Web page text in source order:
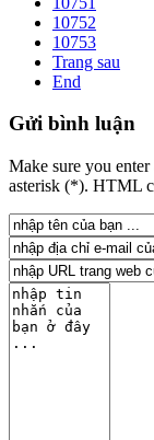
10752
10753
Trang sau
End
Gửi bình luận
Make sure you
asterisk (*). HTML